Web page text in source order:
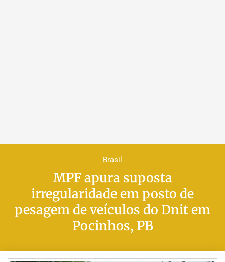
Brasil
MPF apura suposta
irregularidade em posto de
pesagem de veículos do Dnit em
Pocinhos, PB